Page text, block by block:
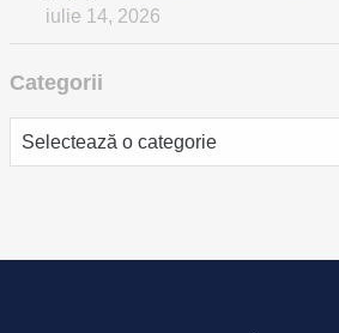
iulie 14, 2026
Categorii
Categorii